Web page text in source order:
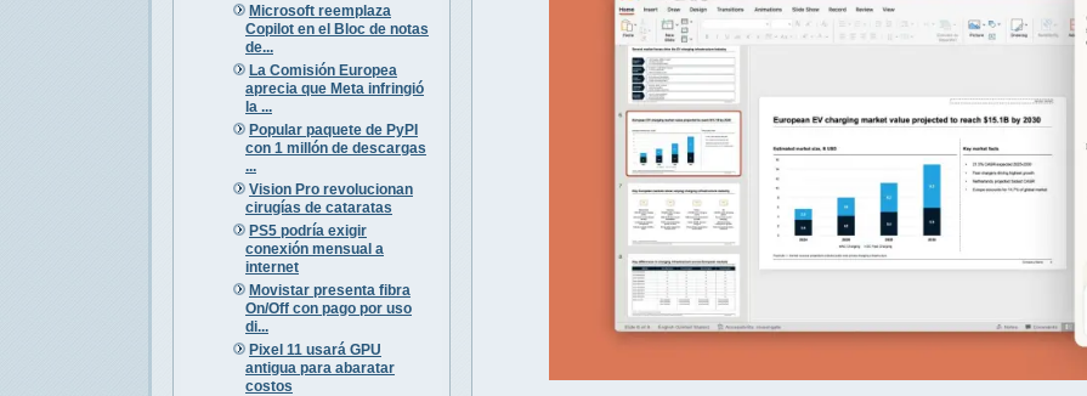
Microsoft reemplaza
Copilot en el Bloc de notas
de...
La Comisión Europea
aprecia que Meta infringió
la ...
Popular paquete de PyPI
con 1 millón de descargas
...
Vision Pro revolucionan
cirugías de cataratas
PS5 podría exigir
conexión mensual a
internet
Movistar presenta fibra
On/Off con pago por uso
di...
Pixel 11 usará GPU
antigua para abaratar
costos